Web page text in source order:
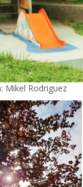
Mikel Rodriguez